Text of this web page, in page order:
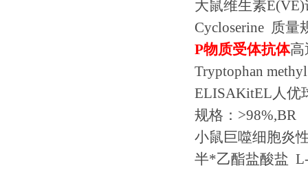
大鼠维生素E(VE)
Cycloserine 质量
P物质受体抗体高
Tryptophan
ELISAKitEL人优
规格： >98%,BR
小鼠巨噬细胞炎
半*乙酯盐酸盐